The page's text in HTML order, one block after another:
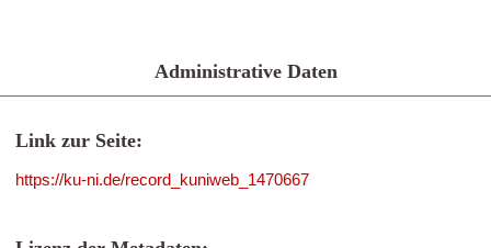
Administrative Daten
Link zur Seite:
https://ku-ni.de/record_kuniweb_1470667